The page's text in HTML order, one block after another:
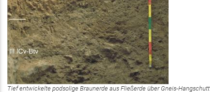
Tief entwickelte podsolige Braunerde aus Fließerde über Gneis-Hangschutt